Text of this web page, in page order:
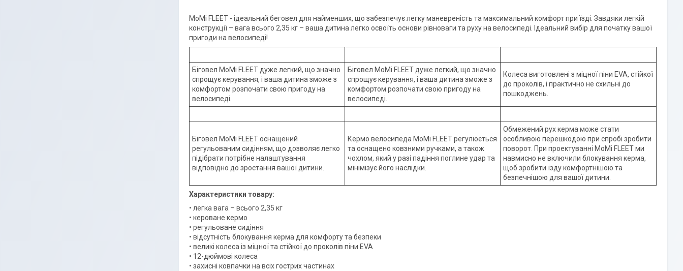
MoMi FLEET - ідеальний беговел для найменших, що забезпечує легку маневреність та максимальний комфорт при їзді. Завдяки легкій
конструкції – вага всього 2,35 кг – ваша дитина легко освоїть основи рівноваги та руху на велосипеді. Ідеальний вибір для початку вашої
пригоди на велосипеді!
Біговел MoMi FLEET дуже легкий, що значно
спрощує керування, і ваша дитина зможе з
комфортом розпочати свою пригоду на
велосипеді.
Біговел MoMi FLEET дуже легкий, що значно
спрощує керування, і ваша дитина зможе з
комфортом розпочати свою пригоду на
велосипеді.
Колеса виготовлені з міцної піни EVA, стійкої
до проколів, і практично не схильні до
пошкоджень.
Біговел MoMi FLEET оснащений
регульованим сидінням, що дозволяє легко
підібрати потрібне налаштування
відповідно до зростання вашої дитини.
Кермо велосипеда MoMi FLEET регулюється
та оснащено ковзними ручками, а також
чохлом, який у разі падіння поглине удар та
мінімізує його наслідки.
Обмежений рух керма може стати
особливою перешкодою при спробі зробити
поворот. При проектуванні MoMi FLEET ми
навмисно не включили блокування керма,
щоб зробити їзду комфортнішою та
безпечнішою для вашої дитини.
Характеристики товару:
• легка вага – всього 2,35 кг
• кероване кермо
• регульоване сидіння
• відсутність блокування керма для комфорту та безпеки
• великі колеса із міцної та стійкої до проколів піни EVA
• 12-дюймові колеса
• захисні ковпачки на всіх гострих частинах